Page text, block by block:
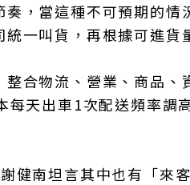
，當這種不可預期的情
一叫貨，再根據可進貨
合物流、營業、商品、
天出車1次配送頻率調
健南坦言其中也有「來